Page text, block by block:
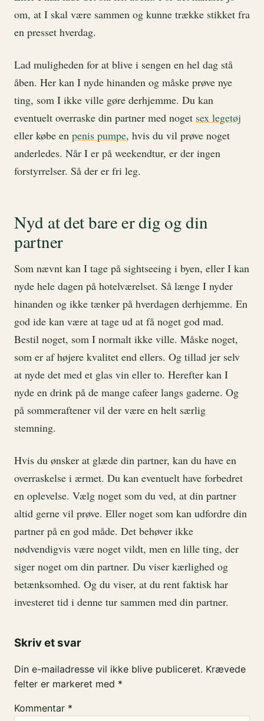
om, at I skal være sammen og kunne trække stikket fra
en presset hverdag.
Lad muligheden for at blive i sengen en hel dag stå
åben. Her kan I nyde hinanden og måske prøve nye
ting, som I ikke ville gøre derhjemme. Du kan
eventuelt overraske din partner med noget sex legetøj
eller købe en penis pumpe, hvis du vil prøve noget
anderledes. Når I er på weekendtur, er der ingen
forstyrrelser. Så der er fri leg.
Nyd at det bare er dig og din
partner
Som nævnt kan I tage på sightseeing i byen, eller I kan
nyde hele dagen på hotelværelset. Så længe I nyder
hinanden og ikke tænker på hverdagen derhjemme. En
god ide kan være at tage ud at få noget god mad.
Bestil noget, som I normalt ikke ville. Måske noget,
som er af højere kvalitet end ellers. Og tillad jer selv
at nyde det med et glas vin eller to. Herefter kan I
nyde en drink på de mange cafeer langs gaderne. Og
på sommeraftener vil der være en helt særlig
stemning.
Hvis du ønsker at glæde din partner, kan du have en
overraskelse i ærmet. Du kan eventuelt have forbedret
en oplevelse. Vælg noget som du ved, at din partner
altid gerne vil prøve. Eller noget som kan udfordre din
partner på en god måde. Det behøver ikke
nødvendigvis være noget vildt, men en lille ting, der
siger noget om din partner. Du viser kærlighed og
betænksomhed. Og du viser, at du rent faktisk har
investeret tid i denne tur sammen med din partner.
Skriv et svar
Din e-mailadresse vil ikke blive publiceret. Krævede
felter er markeret med *
Kommentar *